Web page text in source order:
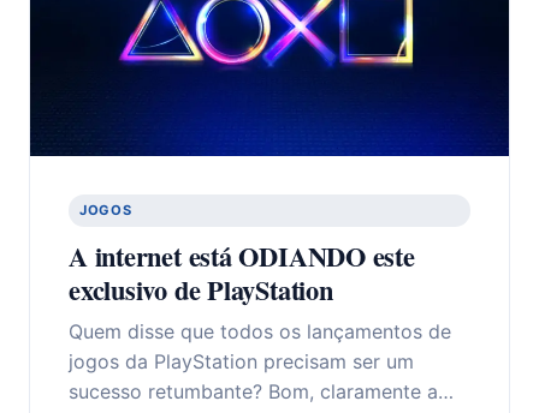
JOGOS
A internet está ODIANDO este
exclusivo de PlayStation
Quem disse que todos os lançamentos de
jogos da PlayStation precisam ser um
sucesso retumbante? Bom, claramente a…